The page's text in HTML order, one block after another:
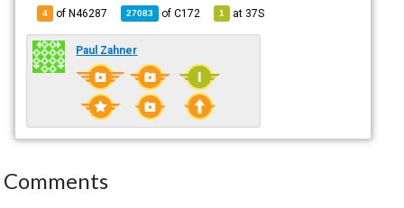
4 of N46287 27083 ofC172 1 at 37S
Paul Zahner
Comments